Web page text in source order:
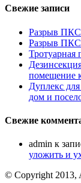
Свежие записи
Разрыв ПКС
Разрыв ПКС
Тротуарная
помещение
Дуплекс
дом и
Свежие
admin к
уложить и
© Copyright 2013,